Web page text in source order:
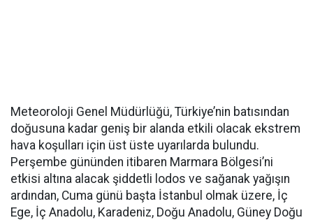
Meteoroloji Genel Müdürlüğü, Türkiye’nin batısından
doğusuna kadar geniş bir alanda etkili olacak ekstrem
hava koşulları için üst üste uyarılarda bulundu.
Perşembe gününden itibaren Marmara Bölgesi’ni
etkisi altına alacak şiddetli lodos ve sağanak yağışın
ardından, Cuma günü başta İstanbul olmak üzere, İç
Ege, İç Anadolu, Karadeniz, Doğu Anadolu, Güney Doğu